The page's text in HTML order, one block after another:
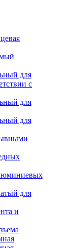
для
с
для
для
для
и